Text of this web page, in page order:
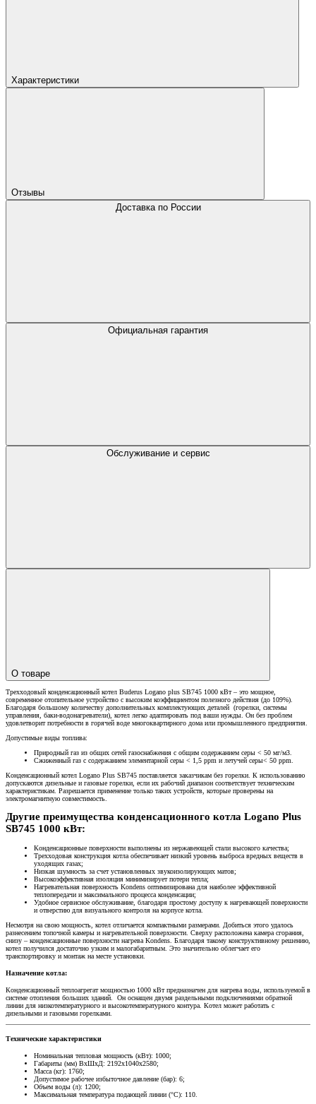
Характеристики
Отзывы
Доставка по России
Официальная гарантия
Обслуживание и сервис
О товаре
Трехходовый конденсационный котел Buderus Logano plus SB745 1000 кВт – это мощное,
современное отопительное устройство с высоким коэффициентом полезного действия (до 109%).
Благодаря большому количеству дополнительных комплектующих деталей (горелки, системы
управления, баки-водонагреватели), котел легко адаптировать под ваши нужды. Он без проблем
удовлетворит потребности в горячей воде многоквартирного дома или промышленного предприятия.
Допустимые виды топлива:
Природный газ из общих сетей газоснабжения с общим содержанием серы < 50 мг/м3.
Сжиженный газ с содержанием элементарной серы < 1,5 ppm и летучей серы< 50 ppm.
Конденсационный котел Logano Plus SB745 поставляется заказчикам без горелки. К использованию
допускаются дизельные и газовые горелки, если их рабочий диапазон соответствует техническим
характеристикам. Разрешается применение только таких устройств, которые проверены на
электромагнитную совместимость.
Другие преимущества конденсационного котла Logano Plus
SB745 1000 кВт:
Конденсационные поверхности выполнены из нержавеющей стали высокого качества;
Трехходовая конструкция котла обеспечивает низкий уровень выброса вредных веществ в
уходящих газах;
Низкая шумность за счет установленных звукоизолирующих матов;
Высокоэффективная изоляция минимизирует потери тепла;
Нагревательная поверхность Kondens оптимизирована для наиболее эффективной
теплопередачи и максимального процесса конденсации;
Удобное сервисное обслуживание, благодаря простому доступу к нагревающей поверхности
и отверстию для визуального контроля на корпусе котла.
Несмотря на свою мощность, котел отличается компактными размерами. Добиться этого удалось
разнесением топочной камеры и нагревательной поверхности. Сверху расположена камера сгорания,
снизу – конденсационные поверхности нагрева Kondens. Благодаря такому конструктивному решению,
котел получился достаточно узким и малогабаритным. Это значительно облегчает его
транспортировку и монтаж на месте установки.
Назначение котла:
Конденсационный теплоагрегат мощностью 1000 кВт предназначен для нагрева воды, используемой в
системе отопления больших зданий. Он оснащен двумя раздельными подключениями обратной
линии для низкотемпературного и высокотемпературного контура. Котел может работать с
дизельными и газовыми горелками.
Технические характеристики
Номинальная тепловая мощность (кВт): 1000;
Габариты (мм) ВхШхД: 2192x1040x2580;
Масса (кг): 1760;
Допустимое рабочее избыточное давление (бар): 6;
Объем воды (л): 1200;
Максимальная температура подающей линии (°С): 110.